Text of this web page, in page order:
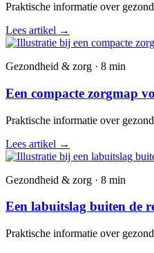
Praktische informatie over
Lees artikel →
Gezondheid & zorg · 8 min
Een compacte zorgmap
Praktische informatie over
Lees artikel →
Gezondheid & zorg · 8 min
Een labuitslag buiten de
Praktische informatie over